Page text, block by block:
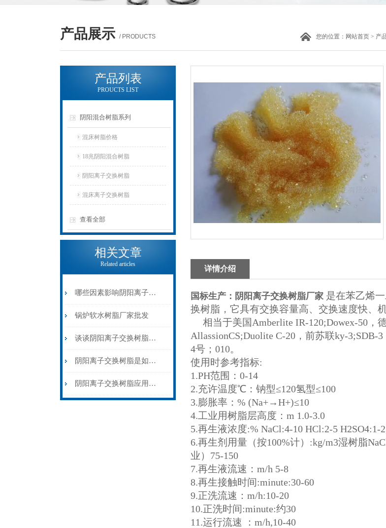
产品展示 / PRODUCTS 您的位置： 网站首页 > 产
产品列表
PROUCTS LIST
阴阳混合树脂系列
混床树脂价格
18兆阴阳混合树脂
阴阳离子交换树脂
混床离子交换树脂
查看全部
相关文章
Related articles
哪些因素影响阴阳离子交换树脂的性能？
锅炉软水树脂厂家批发
谈谈阴阳离子交换树脂在各行业中的应用
阴阳离子交换树脂是如何去除钙镁离子的？
阴阳离子交换树脂应用领域分析
详情介绍
国标生产：阴阳离子交换树脂厂家 是在苯乙烯
换树脂，它具有交换容量高、交换速度快、
相当于美国Amberlite IR-120;Dowex-50，
AllassionCS;Duolite C-20，前苏联ky-3;SDB-
4号；010。
使用时参考指标:
1.PH范围：0-14
2.充许温度℃：钠型≤120氢型≤100
3.膨胀率：% (Na+→H+)≤10
4.工业用树脂层高度：m 1.0-3.0
5.再生液浓度:% NaCl:4-10 HCl:2-5 H2SO4:1-
6.再生剂用量（按100%计）:kg/m3湿树脂
业）75-150
7.再生液流速：m/h 5-8
8.再生接触时间:minute:30-60
9.正洗流速：m/h:10-20
10.正洗时间:minute:约30
11.运行流速 ：m/h,10-40